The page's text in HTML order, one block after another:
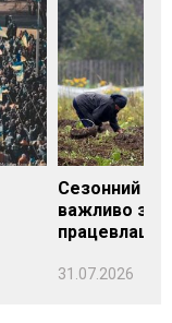
Сезонний
важливо
31.07.2026